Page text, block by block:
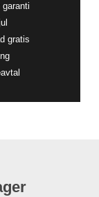
garanti
gratis